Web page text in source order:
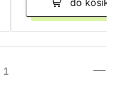
do košíku
1